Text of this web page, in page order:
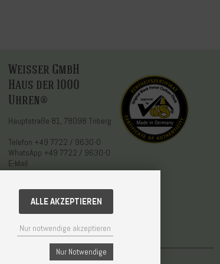
Weisser GmbH
Haus der 1000
Uhren®
Hauptstraße 81, 78098 Triberg
Telefon +49 7722 / 9630-0
WhatsApp +49 7722 / 9630-0
E-Mail
service@1000uhren.com
ALLE AKZEPTIEREN
Nur notwendige akzeptieren
Nur Notwendige